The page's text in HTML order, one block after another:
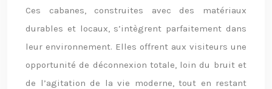
Ces cabanes, construites avec des matériaux
durables et locaux, s’intègrent parfaitement dans
leur environnement. Elles offrent aux visiteurs une
opportunité de déconnexion totale, loin du bruit et
de l’agitation de la vie moderne, tout en restant